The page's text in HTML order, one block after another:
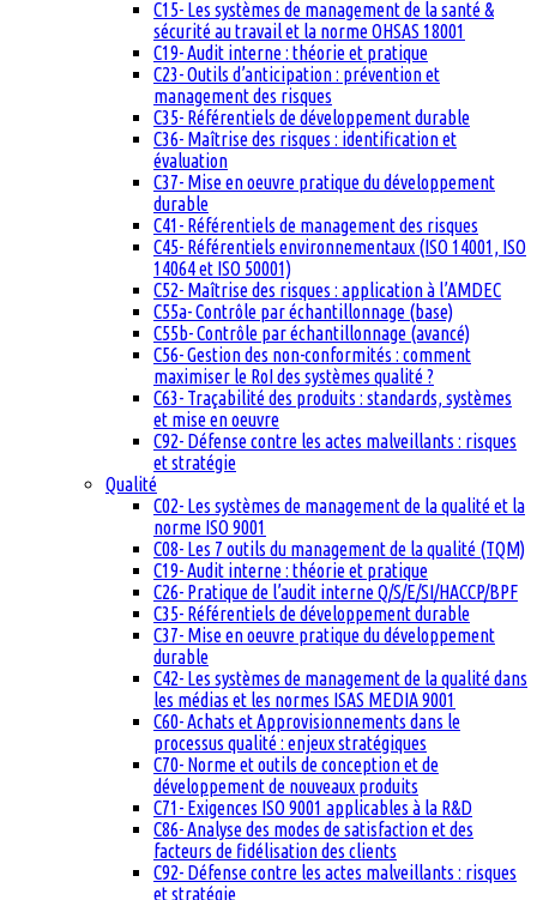
C15- Les systèmes de management de la santé &
sécurité au travail et la norme OHSAS 18001
C19- Audit interne : théorie et pratique
C23- Outils d’anticipation : prévention et
management des risques
C35- Référentiels de développement durable
C36- Maîtrise des risques : identification et
évaluation
C37- Mise en oeuvre pratique du développement
durable
C41- Référentiels de management des risques
C45- Référentiels environnementaux (ISO 14001, ISO
14064 et ISO 50001)
C52- Maîtrise des risques : application à l’AMDEC
C55a- Contrôle par échantillonnage (base)
C55b- Contrôle par échantillonnage (avancé)
C56- Gestion des non-conformités : comment
maximiser le RoI des systèmes qualité ?
C63- Traçabilité des produits : standards, systèmes
et mise en oeuvre
C92- Défense contre les actes malveillants : risques
et stratégie
Qualité
C02- Les systèmes de management de la qualité et la
norme ISO 9001
C08- Les 7 outils du management de la qualité (TQM)
C19- Audit interne : théorie et pratique
C26- Pratique de l’audit interne Q/S/E/SI/HACCP/BPF
C35- Référentiels de développement durable
C37- Mise en oeuvre pratique du développement
durable
C42- Les systèmes de management de la qualité dans
les médias et les normes ISAS MEDIA 9001
C60- Achats et Approvisionnements dans le
processus qualité : enjeux stratégiques
C70- Norme et outils de conception et de
développement de nouveaux produits
C71- Exigences ISO 9001 applicables à la R&D
C86- Analyse des modes de satisfaction et des
facteurs de fidélisation des clients
C92- Défense contre les actes malveillants : risques
et stratégie